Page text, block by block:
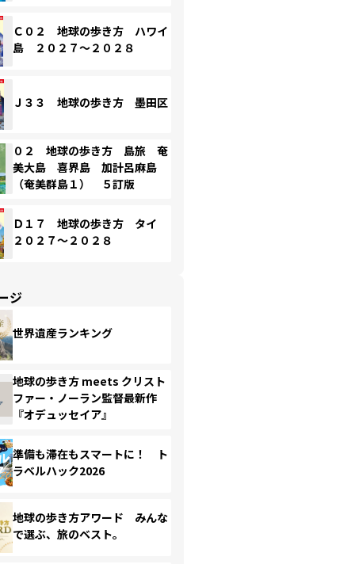
Ｃ０２ 地球の歩き方 ハワイ
島 ２０２７～２０２８
Ｊ３３ 地球の歩き方 墨田区
０２ 地球の歩き方 島旅 奄
美大島 喜界島 加計呂麻島
（奄美群島１） ５訂版
Ｄ１７ 地球の歩き方 タイ
２０２７～２０２８
ジ
世界遺産ランキング
地球の歩き方 meets クリスト
ファー・ノーラン監督最新作
『オデュッセイア』
準備も滞在もスマートに！ ト
ラベルハック2026
地球の歩き方アワード みんな
で選ぶ、旅のベスト。